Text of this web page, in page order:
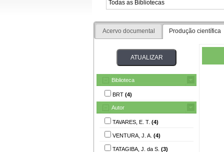
Acervo documental Produção científica
Biblioteca
BRT (4)
Autor
TAVARES, E. T. (4)
VENTURA, J. A. (4)
TATAGIBA, J. da S. (3)